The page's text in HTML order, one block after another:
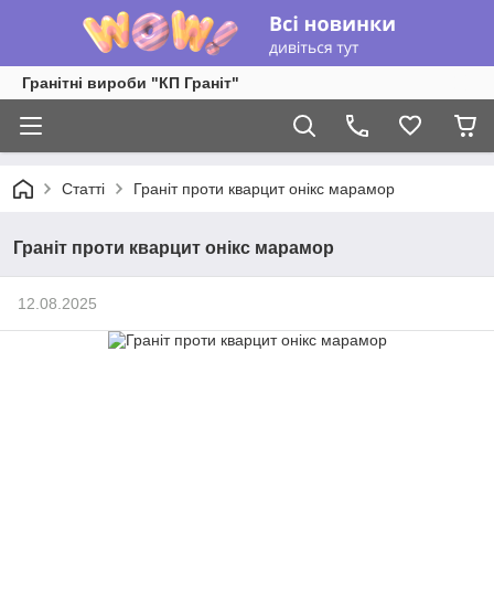
Гранітні вироби "КП Граніт"
Статті Граніт проти кварцит онікс марамор
Граніт проти кварцит онікс марамор
12.08.2025